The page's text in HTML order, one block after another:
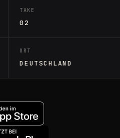
TAKE
02
ORT
DEUTSCHLAND